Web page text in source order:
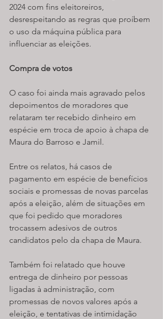
2024 com fins eleitoreiros,
desrespeitando as regras que proíbem
o uso da máquina pública para
influenciar as eleições.
Compra de votos
O caso foi ainda mais agravado pelos
depoimentos de moradores que
relataram ter recebido dinheiro em
espécie em troca de apoio à chapa de
Maura do Barroso e Jamil.
Entre os relatos, há casos de
pagamento em espécie de benefícios
sociais e promessas de novas parcelas
após a eleição, além de situações em
que foi pedido que moradores
trocassem adesivos de outros
candidatos pelo da chapa de Maura.
Também foi relatado que houve
entrega de dinheiro por pessoas
ligadas à administração, com
promessas de novos valores após a
eleição, e tentativas de intimidação